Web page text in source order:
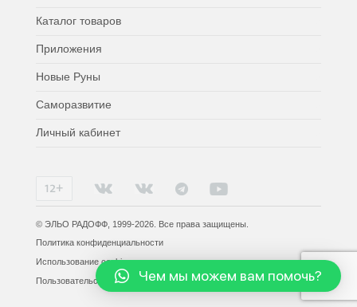
Каталог товаров
Приложения
Новые Руны
Саморазвитие
Личный кабинет
© ЭЛЬО РАДОФФ, 1999-2026. Все права защищены.
Политика конфиденциальности
Использование cookies
Пользовательское соглашениеЧем мы можем вам помочь?